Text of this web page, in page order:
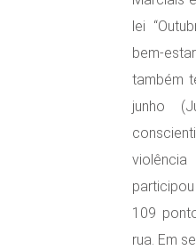
lei
bem-
também
junho
violência
109
rua. Em